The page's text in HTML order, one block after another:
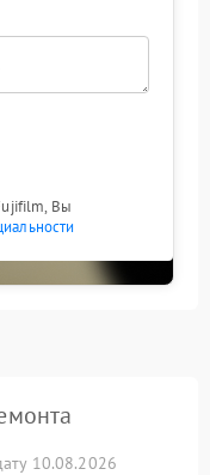
Вы
10.08.2026